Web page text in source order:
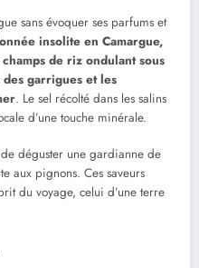
sans évoquer ses parfums et
insolite en Camargue,
de riz ondulant sous
garrigues et les
. Le sel récolté dans les salins
d’une touche minérale.
déguster une gardianne de
aux pignons. Ces saveurs
du voyage, celui d’une terre